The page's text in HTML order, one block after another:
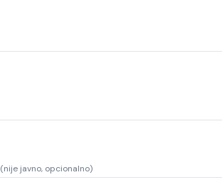
(nije javno, opcionalno)